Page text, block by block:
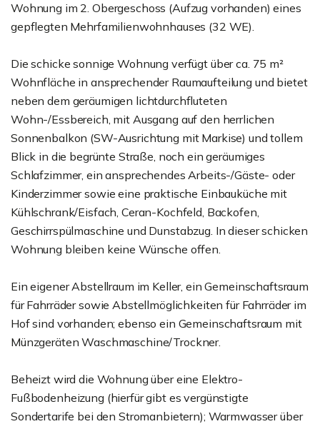
Wohnung im 2. Obergeschoss (Aufzug vorhanden) eines
gepflegten Mehrfamilienwohnhauses (32 WE).
Die schicke sonnige Wohnung verfügt über ca. 75 m²
Wohnfläche in ansprechender Raumaufteilung und bietet
neben dem geräumigen lichtdurchfluteten
Wohn-/Essbereich, mit Ausgang auf den herrlichen
Sonnenbalkon (SW-Ausrichtung mit Markise) und tollem
Blick in die begrünte Straße, noch ein geräumiges
Schlafzimmer, ein ansprechendes Arbeits-/Gäste- oder
Kinderzimmer sowie eine praktische Einbauküche mit
Kühlschrank/Eisfach, Ceran-Kochfeld, Backofen,
Geschirrspülmaschine und Dunstabzug. In dieser schicken
Wohnung bleiben keine Wünsche offen.
Ein eigener Abstellraum im Keller, ein Gemeinschaftsraum
für Fahrräder sowie Abstellmöglichkeiten für Fahrräder im
Hof sind vorhanden; ebenso ein Gemeinschaftsraum mit
Münzgeräten Waschmaschine/Trockner.
Beheizt wird die Wohnung über eine Elektro-
Fußbodenheizung (hierfür gibt es vergünstigte
Sondertarife bei den Stromanbietern); Warmwasser über